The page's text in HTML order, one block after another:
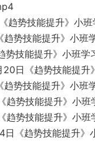
趋势技能提升》小
势技能提升》小班
势技能提升》小班学
日《趋势技能提升
势技能提升》小班
趋势技能提升》小班
趋势技能提升》小班
《趋势技能提升》